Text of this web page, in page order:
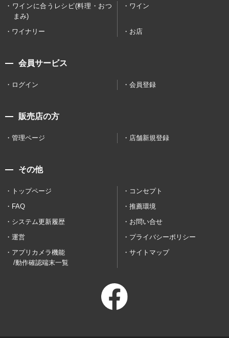
ワインに合うレシピ(料理・おつ
まみ)
ワイン
ワイナリー お店
会員サービス
ログイン 会員登録
販売店の方
管理ページ 店舗新規登録
その他
トップページ
コンセプト
FAQ
推薦環境
システム更新履歴
お問い合せ
運営
プライバシーポリシー
アプリカメラ機能
/動作確認端末一覧
サイトマップ